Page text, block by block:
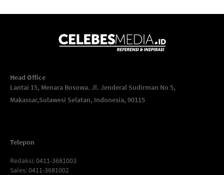
Head Office
Lantai 15, Menara Bosowa. Jl. Jenderal Sudirman No 5,
Makassar,Sulawesi Selatan, Indonesia, 90115
Telepon
Redaksi: 0411-3681003
Sales: 0411-3681002